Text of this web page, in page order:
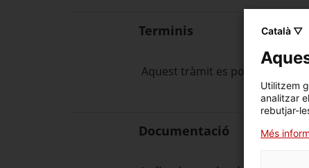
Terminis
Aquest tràmit es pot sol·licitar
Documentació
Català ▽
Utilitzem
analitzar
rebutjar-
Més